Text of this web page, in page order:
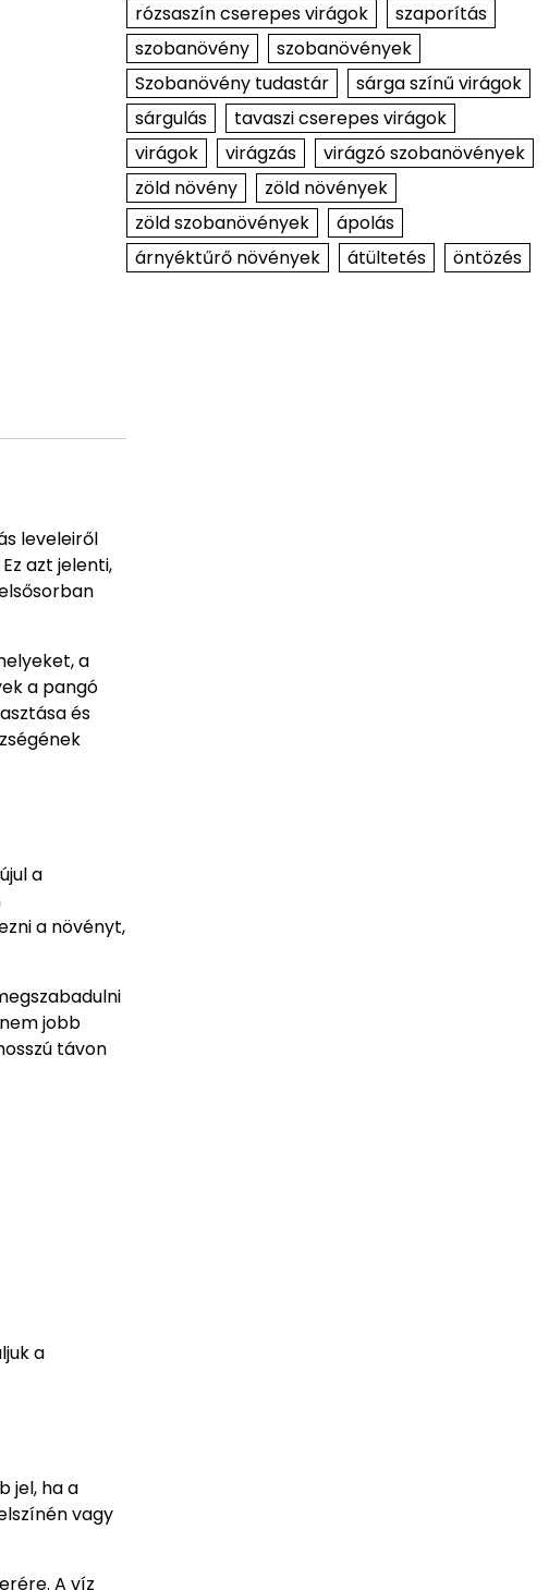
leveleiről
azt jelenti,
a
a pangó
és
a
a növényt,
jobb
távon
a
jel, ha a
vagy
A víz
rózsaszín cserepes virágok
szaporítás
szobanövény
szobanövények
Szobanövény tudastár
sárga színű virágok
sárgulás
tavaszi cserepes virágok
virágok
virágzás
virágzó szobanövények
zöld növény
zöld növények
zöld szobanövények
ápolás
árnyéktűrő növények
átültetés öntözés